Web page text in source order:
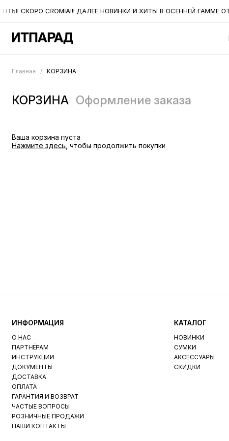
СКОРО CROMIA!!! ДАЛЕЕ НОВИНКИ И ХИТЫ В ОСЕННЕЙ ГАММЕ ОТ
Главная / КОРЗИНА
КОРЗИНА Оформление заказа
Ваша корзина пуста
Нажмите здесь , чтобы продолжить покупки
ИНФОРМАЦИЯ
О НАС
ПАРТНЁРАМ
ИНСТРУКЦИИ
ДОКУМЕНТЫ
ДОСТАВКА
ОПЛАТА
ГАРАНТИЯ И ВОЗВРАТ
ЧАСТЫЕ ВОПРОСЫ
РОЗНИЧНЫЕ ПРОДАЖИ
НАШИ КОНТАКТЫ
КАТАЛОГ
НОВИНКИ
СУМКИ
АКСЕССУАРЫ
СКИДКИ